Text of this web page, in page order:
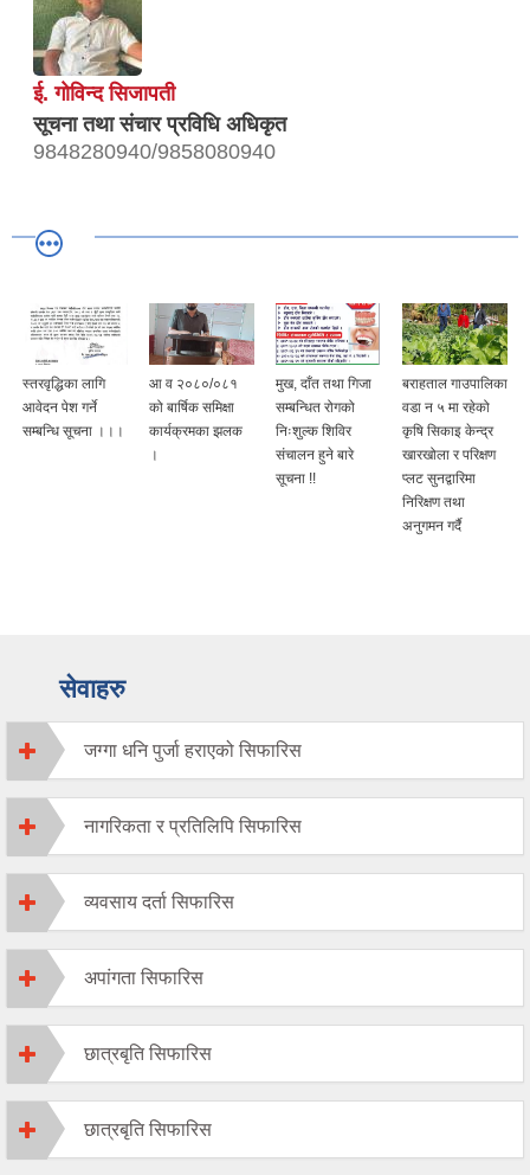
ई. गाेविन्द सिजापती
सूचना तथा संचार प्रविधि अधिकृत
9848280940/9858080940
स्तरवृद्धिका लागि
आवेदन पेश गर्ने
सम्बन्धि सूचना ।।।
आ व २०८०/०८१
को बार्षिक समिक्षा
कार्यक्रमका झलक
।
मुख, दाँत तथा गिजा
सम्बन्धित रोगको
निःशुल्क शिविर
संचालन हुने बारे
सूचना !!
बराहताल गाउपालिका
वडा न ५ मा रहेको
कृषि सिकाइ केन्द्र
खारखोला र परिक्षण
प्लट सुनद्वारिमा
निरिक्षण तथा
अनुगमन गर्दै
सेवाहरु
जग्गा धनि पुर्जा हराएको सिफारिस
नागरिकता र प्रतिलिपि सिफारिस
व्यवसाय दर्ता सिफारिस
अपांगता सिफारिस
छात्रबृति सिफारिस
छात्रबृति सिफारिस